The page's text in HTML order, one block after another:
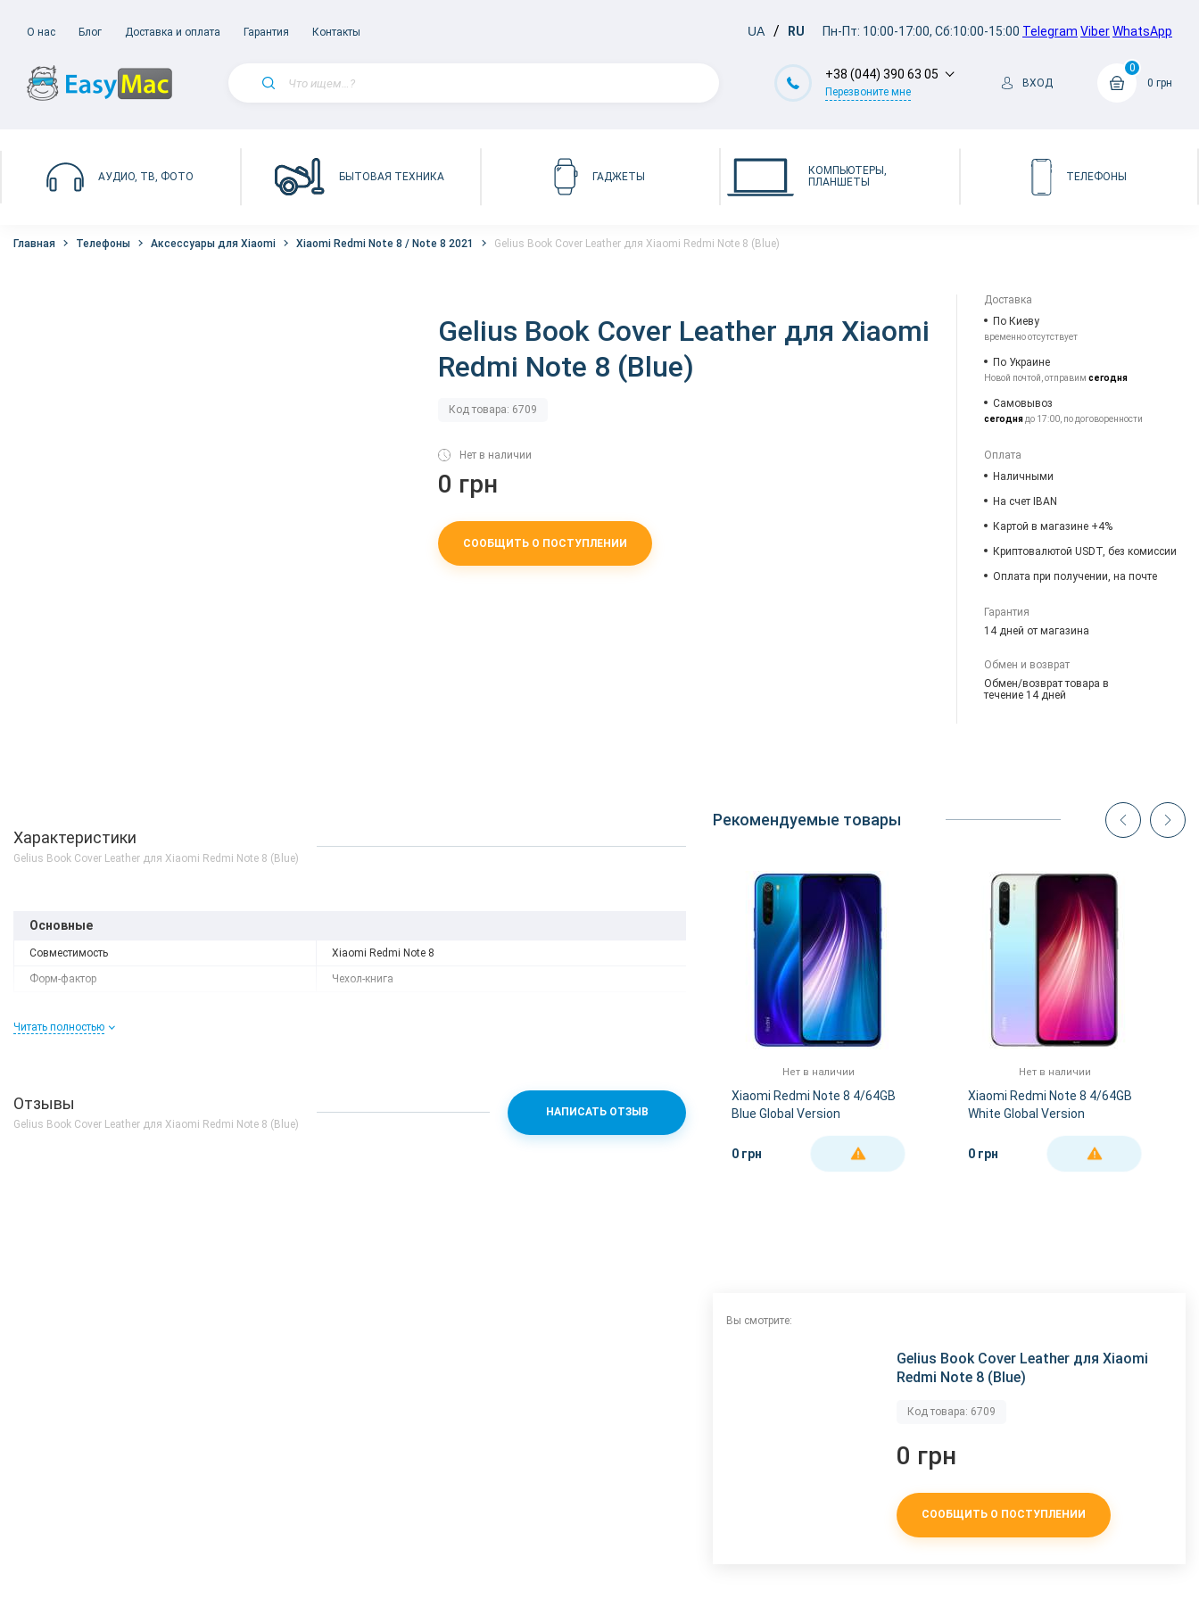
О нас Блог Доставка и оплата Гарантия Контакты UA RU Пн-Пт: 10:00-17:00, Сб:10:00-15:00 Telegram ViberWhatsApp
+38 (044) 390 63 05
Перезвоните мне
ВХОД
0
0 грн
АУДИО, ТВ, ФОТО БЫТОВАЯ ТЕХНИКА ГАДЖЕТЫ
КОМПЬЮТЕРЫ,
ПЛАНШЕТЫ
ТЕЛЕФОНЫ
Главная Телефоны Аксессуары для Xiaomi Xiaomi Redmi Note 8 / Note 8 2021 Gelius Book Cover Leather для Xiaomi Redmi Note 8 (Blue)
Gelius Book Cover Leather для Xiaomi
Redmi Note 8 (Blue)
Код товара: 6709
Нет в наличии
0 грн
СООБЩИТЬ О ПОСТУПЛЕНИИ
Доставка
По Киеву
временно отсутствует
По Украине
Новой почтой, отправимсегодня
Самовывоз
сегоднядо 17:00, по договоренности
Оплата
Наличными
На счет IBAN
Картой в магазине +4%
Криптовалютой USDT, без комиссии
Оплата при получении, на почте
Гарантия
14 дней от магазина
Обмен и возврат
Обмен/возврат товара в
течение 14 дней
Характеристики
Gelius Book Cover Leather для Xiaomi Redmi Note 8 (Blue)
Основные
Совместимость Xiaomi Redmi Note 8
Форм-фактор Чехол-книга
Читать полностью
Отзывы
Gelius Book Cover Leather для Xiaomi Redmi Note 8 (Blue)
НАПИСАТЬ ОТЗЫВ
Рекомендуемые товары
White Global Version
Xiaomi Redmi Note 8 4/128GB
White Global Version
Нет в наличии
Xiaomi Redmi Note 8 4/64GB
Blue Global Version
0 грн ДЕТАЛЬНЕЕ
Нет в наличии
Xiaomi Redmi Note 8 4/64GB
White Global Version
0 грн ДЕТАЛЬНЕЕ
Вы смотрите:
Gelius Book Cover Leather для Xiaomi
Redmi Note 8 (Blue)
Код товара: 6709
0 грн
СООБЩИТЬ О ПОСТУПЛЕНИИ